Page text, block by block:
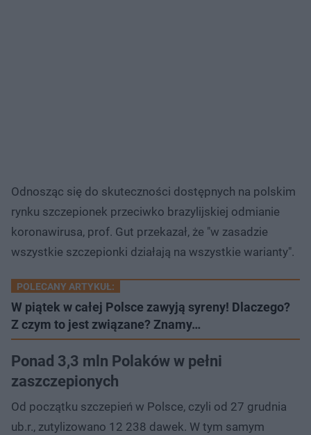
Odnosząc się do skuteczności dostępnych na polskim
rynku szczepionek przeciwko brazylijskiej odmianie
koronawirusa, prof. Gut przekazał, że "w zasadzie
wszystkie szczepionki działają na wszystkie warianty".
POLECANY ARTYKUŁ:
W piątek w całej Polsce zawyją syreny! Dlaczego?
Z czym to jest związane? Znamy…
Ponad 3,3 mln Polaków w pełni
zaszczepionych
Od początku szczepień w Polsce, czyli od 27 grudnia
ub.r., zutylizowano 12 238 dawek. W tym samym